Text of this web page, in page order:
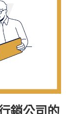
銷公司的